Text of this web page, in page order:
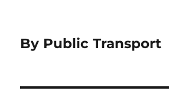
By Public Transport